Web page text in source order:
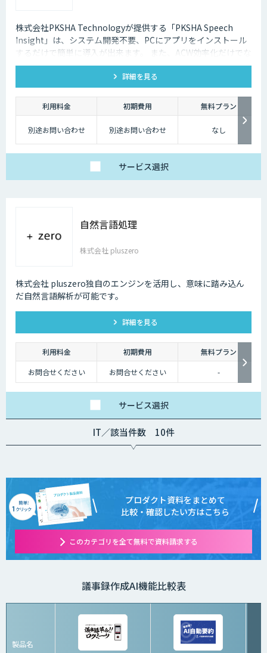
株式会社PKSHA Technologyが提供する「PKSHA Speech
Insight」は、システム開発不要、PCにアプリをインストール
するだけで簡単に導入が出来ます。 また、ACW効率化だけでな
く、オペレーターのモニタリングサポート・応答品質向上にも
詳細を見る
利用料金 初期費用 無料プラン
別途お問い合わせ 別途お問い合わせ なし
サービス選択
自然言語処理
株式会社 pluszero
株式会社 pluszero独自のエンジンを活用し、意味に踏み込ん
だ自然言語解析が可能です。
詳細を見る
利用料金 初期費用
無料プラン
お問合せください
お問合せください -
サービス選択
IT／該当件数 10件
プロダクト資料をまとめて
比較・確認したい方はこちら
このカテゴリを全て無料で資料請求する
議事録作成AI機能比較表
製品名